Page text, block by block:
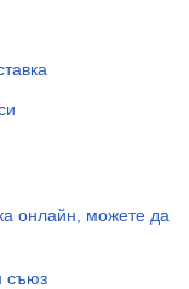
онлайн, можете да
съюз